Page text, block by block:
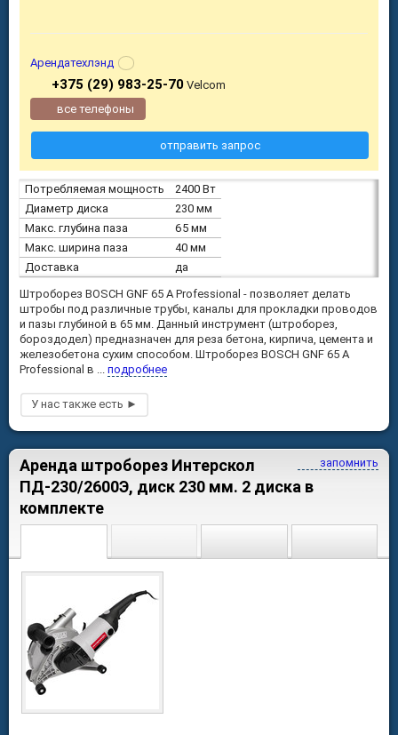
Потребляемая мощность
2400 Вт
Диаметр диска
230 мм
Макс. глубина паза
65 мм
Макс. ширина паза
40 мм
Доставка
да
Штроборез BOSCH GNF 65 A Professional - позволяет делать
штробы под различные трубы, каналы для прокладки проводов
и пазы глубиной в 65 мм. Данный инструмент (штроборез,
бороздодел) предназначен для реза бетона, кирпича, цемента и
железобетона сухим способом. Штроборез BOSCH GNF 65 A
Professional в ... подробнее
Арендатехлэнд
+375 (29) 983-25-70Velcom
все телефоны
отправить запрос
запомнить
Аренда штроборез Интерскол
ПД-230/2600Э, диск 230 мм. 2 диска в
комплекте